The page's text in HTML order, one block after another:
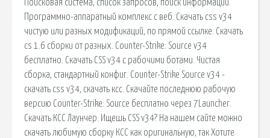
Поисковая сиcтема, список запросов, поиск информации.
Программно-аппаратный комплекс с веб. Скачать css v34
чистую или разных модификаций, по прямой ссылке. Скачать
cs 1.6 сборки от разных. Counter-Strike: Source v34
бесплатно. Скачать CSS v34 с рабочими ботами. Чистая
сборка, стандартный конфиг. Counter-Strike Source v34 -
скачать css v34, скачать ксс. Скачайте последнюю рабочую
версию Counter-Strike: Source бесплатно через 7Launcher.
Скачать КСС Лаунчер. Ищешь CSS v34? На нашем сайте можно
скачать любимую сборку КСС как оригинальную, так Хотите